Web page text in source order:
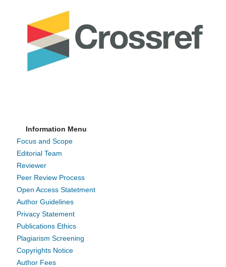
Information Menu
Focus and Scope
Editorial Team
Reviewer
Peer Review Process
Open Access Statetment
Author Guidelines
Privacy Statement
Publications Ethics
Plagiarism Screening
Copyrights Notice
Author Fees